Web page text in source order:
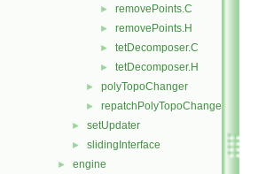
► removePoints.C
► removePoints.H
► tetDecomposer.C
► tetDecomposer.H
► polyTopoChanger
► repatchPolyTopoChanger
► setUpdater
► slidingInterface
► engine